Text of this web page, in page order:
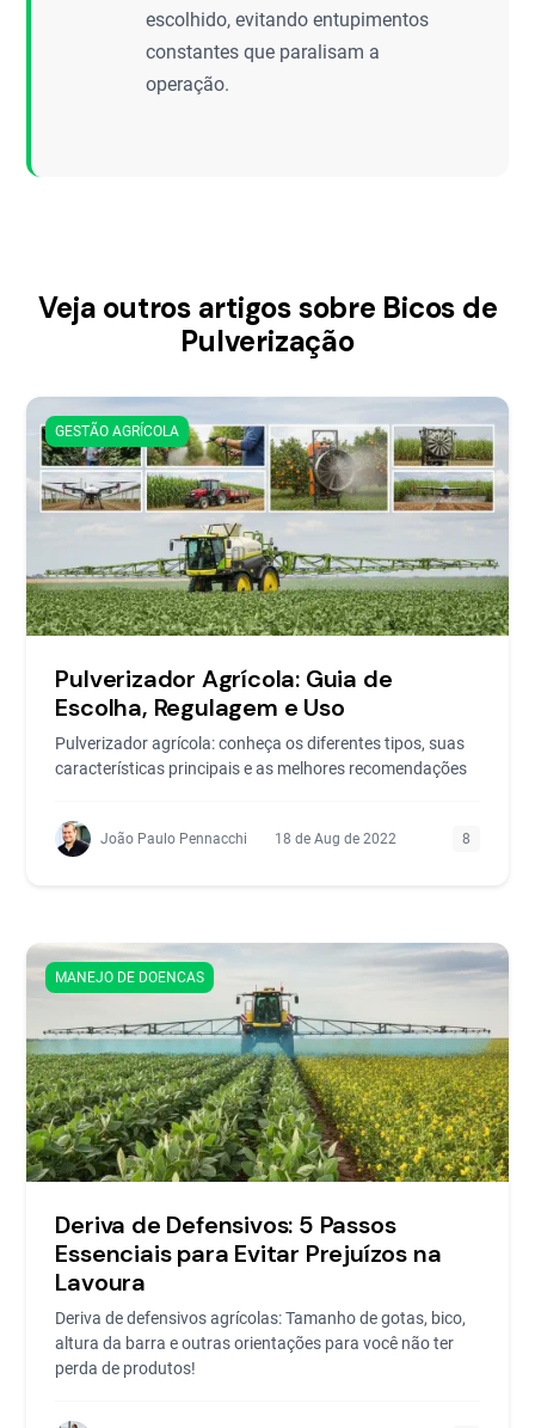
escolhido, evitando entupimentos
constantes que paralisam a
operação.
Veja outros artigos sobre Bicos de
Pulverização
GESTÃO AGRÍCOLA
Pulverizador Agrícola: Guia de
Escolha, Regulagem e Uso
Pulverizador agrícola: conheça os diferentes tipos, suas
características principais e as melhores recomendações
João Paulo Pennacchi 18 de Aug de 2022 8
MANEJO DE DOENCAS
Deriva de Defensivos: 5 Passos
Essenciais para Evitar Prejuízos na
Lavoura
Deriva de defensivos agrícolas: Tamanho de gotas, bico,
altura da barra e outras orientações para você não ter
perda de produtos!